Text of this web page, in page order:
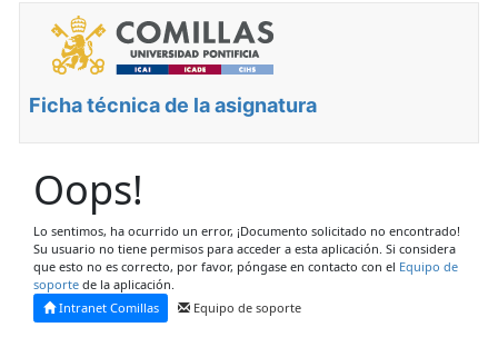
Ficha técnica de la asignatura
Oops!
Lo sentimos, ha ocurrido un error, ¡Documento solicitado no encontrado!
Su usuario no tiene permisos para acceder a esta aplicación. Si considera
que esto no es correcto, por favor, póngase en contacto con el Equipo de
soporte de la aplicación.
Intranet Comillas
Equipo de soporte